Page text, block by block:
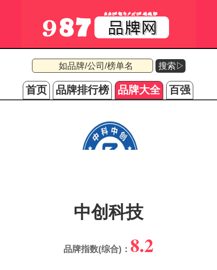
搜索▷
首页 品牌排行榜 品牌大全 百强
中创科技
品牌指数(综合)： 8.2